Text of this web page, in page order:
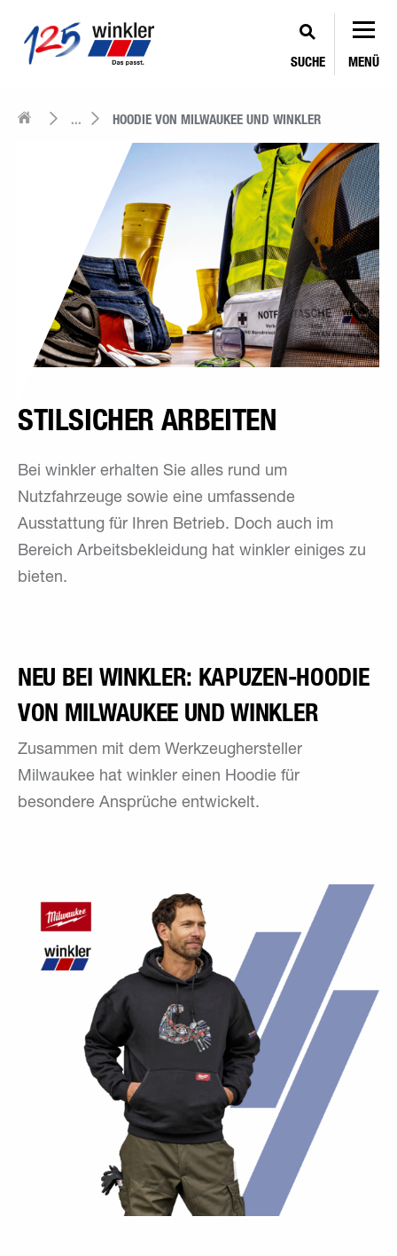
SUCHE MENÜ
... HOODIE VON MILWAUKEE UND WINKLER
STILSICHER ARBEITEN
Bei winkler erhalten Sie alles rund um
Nutzfahrzeuge sowie eine umfassende
Ausstattung für Ihren Betrieb. Doch auch im
Bereich Arbeitsbekleidung hat winkler einiges zu
bieten.
NEU BEI WINKLER: KAPUZEN-HOODIE
VON MILWAUKEE UND WINKLER
Zusammen mit dem Werkzeughersteller
Milwaukee hat winkler einen Hoodie für
besondere Ansprüche entwickelt.